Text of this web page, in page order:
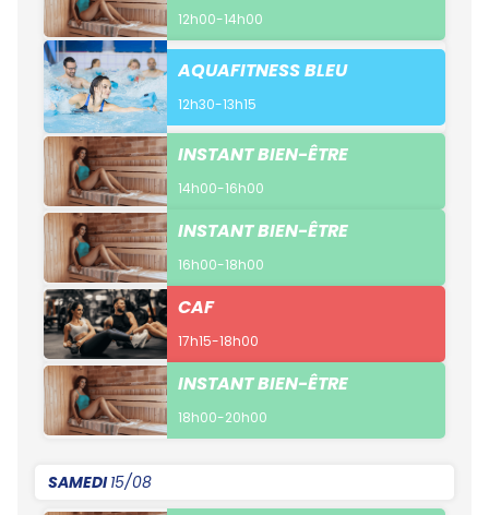
12h00-14h00
AQUAFITNESS BLEU
12h30-13h15
INSTANT BIEN-ÊTRE
14h00-16h00
INSTANT BIEN-ÊTRE
16h00-18h00
CAF
17h15-18h00
INSTANT BIEN-ÊTRE
18h00-20h00
SAMEDI15/08